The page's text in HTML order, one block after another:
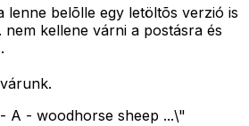
lenne belõlle egy letöltõs verzió is
kellene várni a postásra és
A - woodhorse sheep ...\"